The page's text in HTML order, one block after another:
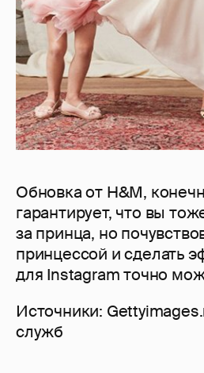
Обновка от H&M,
гарантирует, что вы
за принца, но
принцессой и сделать
для Instagram точно
Источники:
служб